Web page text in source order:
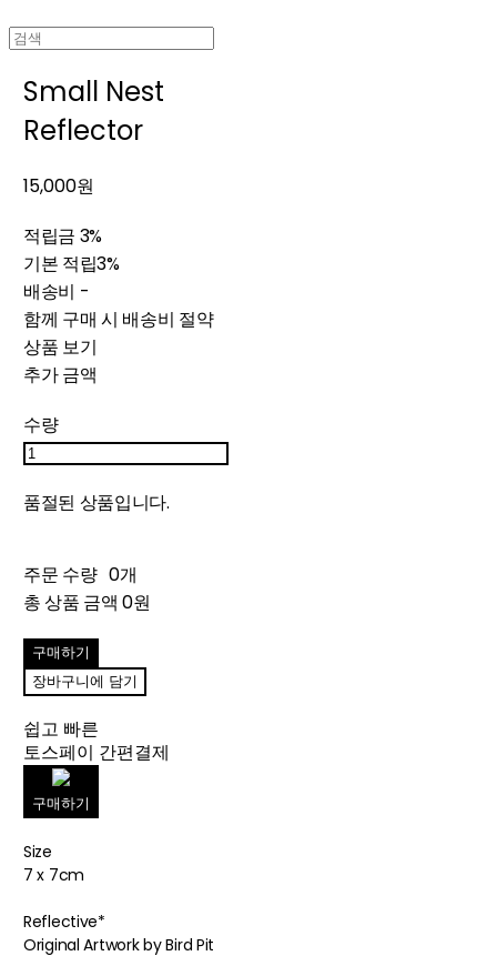
Small Nest
Reflector
15,000원
적립금 3%
기본 적립3%
배송비 -
함께 구매 시 배송비 절약
상품 보기
추가 금액
수량
품절된 상품입니다.
주문 수량 0개
총 상품 금액 0원
구매하기
장바구니에 담기
쉽고 빠른
토스페이 간편결제
구매하기
Size
7 x 7cm
Reflective*
Original Artwork by Bird Pit